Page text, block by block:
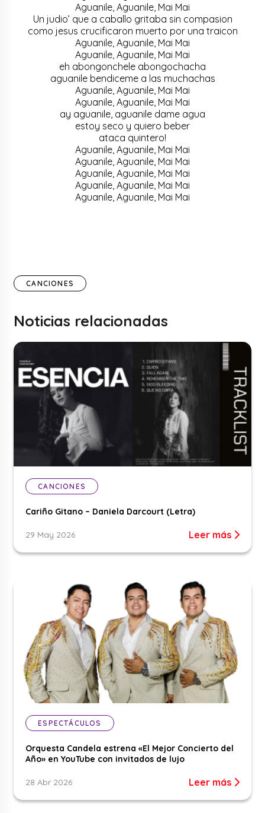
Aguanile, Aguanile, Mai Mai
Un judio’ que a caballo gritaba sin compasion
como jesus crucificaron muerto por una traicon
Aguanile, Aguanile, Mai Mai
Aguanile, Aguanile, Mai Mai
eh abongonchele abongochacha
aguanile bendiceme a las muchachas
Aguanile, Aguanile, Mai Mai
Aguanile, Aguanile, Mai Mai
ay aguanile, aguanile dame agua
estoy seco y quiero beber
ataca quintero!
Aguanile, Aguanile, Mai Mai
Aguanile, Aguanile, Mai Mai
Aguanile, Aguanile, Mai Mai
Aguanile, Aguanile, Mai Mai
Aguanile, Aguanile, Mai Mai
CANCIONES
Noticias relacionadas
CANCIONES
Cariño Gitano – Daniela Darcourt (Letra)
29 May 2026 Leer más
ESPECTÁCULOS
Orquesta Candela estrena «El Mejor Concierto del
Año» en YouTube con invitados de lujo
28 Abr 2026 Leer más